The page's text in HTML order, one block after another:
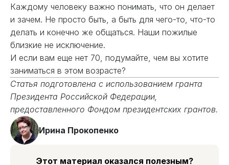
Каждому человеку важно понимать, что он делает
и зачем. Не просто быть, а быть для чего-то, что-то
делать и конечно же общаться. Наши пожилые
близкие не исключение.
И если вам еще нет 70, подумайте, чем вы хотите
заниматься в этом возрасте?
Статья подготовлена с использованием гранта
Президента Российской Федерации,
предоставленного Фондом президентских грантов.
Ирина Прокопенко
Этот материал оказался полезным?